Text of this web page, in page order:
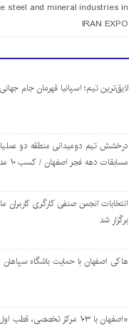
steel and mineral industries in
IRAN EXPO
لایق‌ترین تیم؛ اسپانیا قهرمان جام جهانی ۲۰۲۶
درخشش تیم دومیدانی منطقه دو
مسابقات دهه فجر اصفهان / کسب ۱۰ مدال رنگارنگ
انتخابات انجمن صنفی کارگری کاربران
برگزار شد
هاکی اصفهان با حمایت باشگاه
«اصفهان با ۱۰۳ مرکز تخصصی،